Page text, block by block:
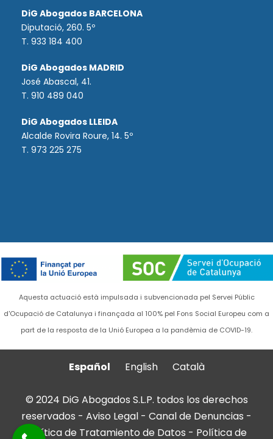
DiG Abogados BARCELONA
Diputació, 260. 5º
T. 933 184 400
DiG Abogados MADRID
José Abascal, 41.
T. 910 489 040
DiG Abogados LLEIDA
Alcalde Rovira Roure, 14. 5º
T. 973 225 275
Aquesta actuació està impulsada i subvencionada pel Servei Públic
d'Ocupació de Catalunya i finançada al 100% pel Fons Social Europeu com a
part de la resposta de la Unió Europea a la pandèmia de COVID-19.
Español English Català
© 2024 DiG Abogados S.L.P. todos los derechos
reservados - Aviso Legal - Canal de Denuncias -
Política de Tratamiento de Datos - Política de